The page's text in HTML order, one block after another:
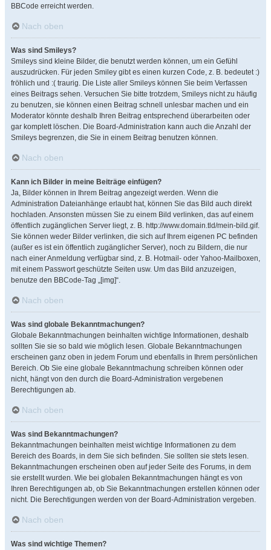
BBCode erreicht werden.
Nach oben
Was sind Smileys?
Smileys sind kleine Bilder, die benutzt werden können, um ein Gefühl
auszudrücken. Für jeden Smiley gibt es einen kurzen Code, z. B. bedeutet :)
fröhlich und :( traurig. Die Liste aller Smileys können Sie beim Verfassen
eines Beitrags sehen. Versuchen Sie bitte trotzdem, Smileys nicht zu häufig
zu benutzen, sie können einen Beitrag schnell unlesbar machen und ein
Moderator könnte deshalb Ihren Beitrag entsprechend überarbeiten oder
gar komplett löschen. Die Board-Administration kann auch die Anzahl der
Smileys begrenzen, die Sie in einem Beitrag benutzen können.
Nach oben
Kann ich Bilder in meine Beiträge einfügen?
Ja, Bilder können in Ihrem Beitrag angezeigt werden. Wenn die
Administration Dateianhänge erlaubt hat, können Sie das Bild auch direkt
hochladen. Ansonsten müssen Sie zu einem Bild verlinken, das auf einem
öffentlich zugänglichen Server liegt, z. B. http://www.domain.tld/mein-bild.gif.
Sie können weder Bilder verlinken, die sich auf Ihrem eigenen PC befinden
(außer es ist ein öffentlich zugänglicher Server), noch zu Bildern, die nur
nach einer Anmeldung verfügbar sind, z. B. Hotmail- oder Yahoo-Mailboxen,
mit einem Passwort geschützte Seiten usw. Um das Bild anzuzeigen,
benutze den BBCode-Tag „[img]“.
Nach oben
Was sind globale Bekanntmachungen?
Globale Bekanntmachungen beinhalten wichtige Informationen, deshalb
sollten Sie sie so bald wie möglich lesen. Globale Bekanntmachungen
erscheinen ganz oben in jedem Forum und ebenfalls in Ihrem persönlichen
Bereich. Ob Sie eine globale Bekanntmachung schreiben können oder
nicht, hängt von den durch die Board-Administration vergebenen
Berechtigungen ab.
Nach oben
Was sind Bekanntmachungen?
Bekanntmachungen beinhalten meist wichtige Informationen zu dem
Bereich des Boards, in dem Sie sich befinden. Sie sollten sie stets lesen.
Bekanntmachungen erscheinen oben auf jeder Seite des Forums, in dem
sie erstellt wurden. Wie bei globalen Bekanntmachungen hängt es von
Ihren Berechtigungen ab, ob Sie Bekanntmachungen erstellen können oder
nicht. Die Berechtigungen werden von der Board-Administration vergeben.
Nach oben
Was sind wichtige Themen?